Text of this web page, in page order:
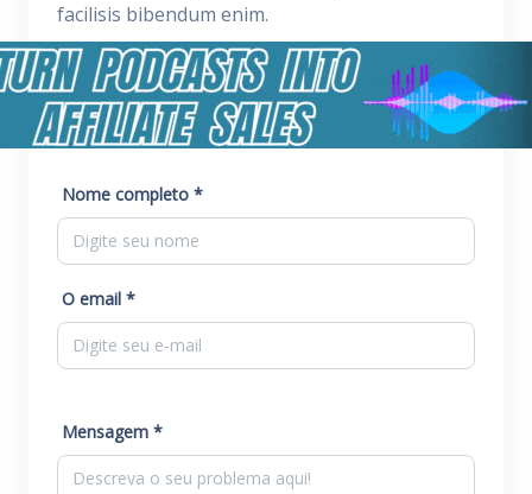
facilisis bibendum enim.
Nome completo *
O email *
Mensagem *